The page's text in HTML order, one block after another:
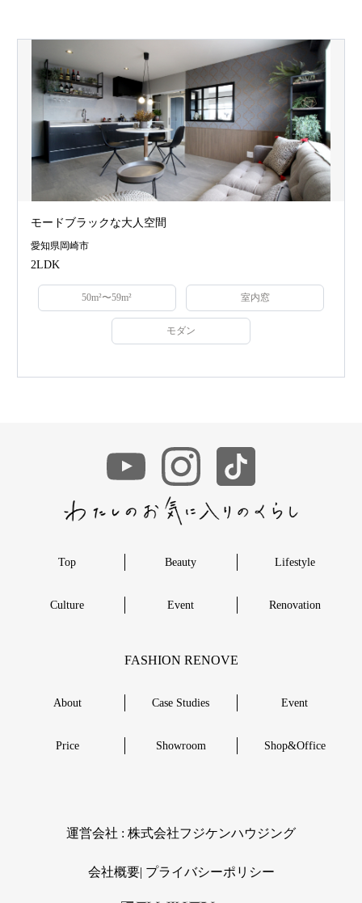
モードブラックな大人空間
愛知県岡崎市
2LDK
50m²〜59m² 室内窓
モダン
Top Beauty Lifestyle
Culture Event Renovation
FASHION RENOVE
About Case Studies Event
Price Showroom Shop&Office
︎運営会社 : 株式会社フジケンハウジング
会社概要| ︎プライバシーポリシー